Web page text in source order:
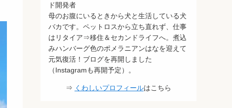
ド開発者
母のお腹にいるときから犬と生活している犬
バカです。ペットロスから立ち直れず、仕事
はリタイア⇒移住＆セカンドライフへ。煮込
みハンバーグ色のポメラニアンはなを迎えて
元気復活！ブログを再開しました
（Instagramも再開予定）。
⇒ くわしいプロフィールはこちら